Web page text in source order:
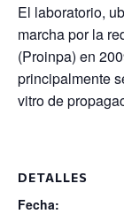
El laboratorio,
marcha por la
(Proinpa) en
principalmente
vitro de
DETALLES
Fecha: